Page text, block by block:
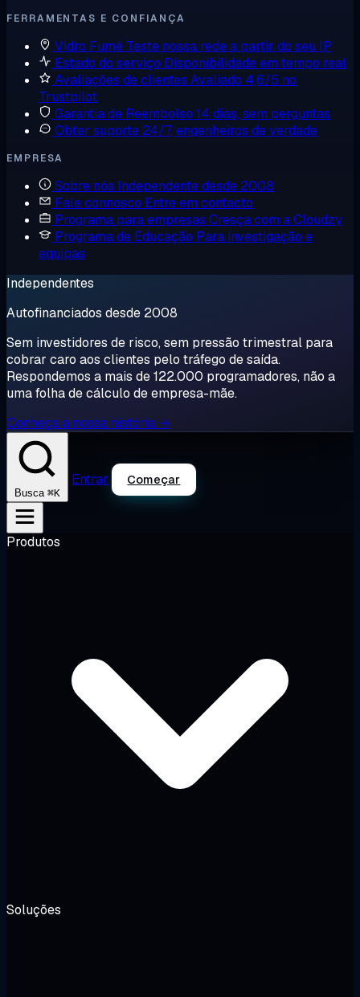
FERRAMENTAS E CONFIANÇA
Vidro Fumê Teste nossa rede a partir do seu IP
Estado do serviço Disponibilidade em tempo real
Avaliações de clientes Avaliado 4,6/5 no
Trustpilot
Garantia de Reembolso 14 dias, sem perguntas
Obter suporte 24/7, engenheiros de verdade
EMPRESA
Sobre nós Independente desde 2008
Fale connosco Entre em contacto
Programa para empresas Cresça com a Cloudzy
Programa de Educação Para investigação e
equipas
Independentes
Autofinanciados desde 2008
Sem investidores de risco, sem pressão trimestral para
cobrar caro aos clientes pelo tráfego de saída.
Respondemos a mais de 122.000 programadores, não a
uma folha de cálculo de empresa-mãe.
Conheça a nossa história →
Busca ⌘K
Entrar Começar
Produtos
Soluções